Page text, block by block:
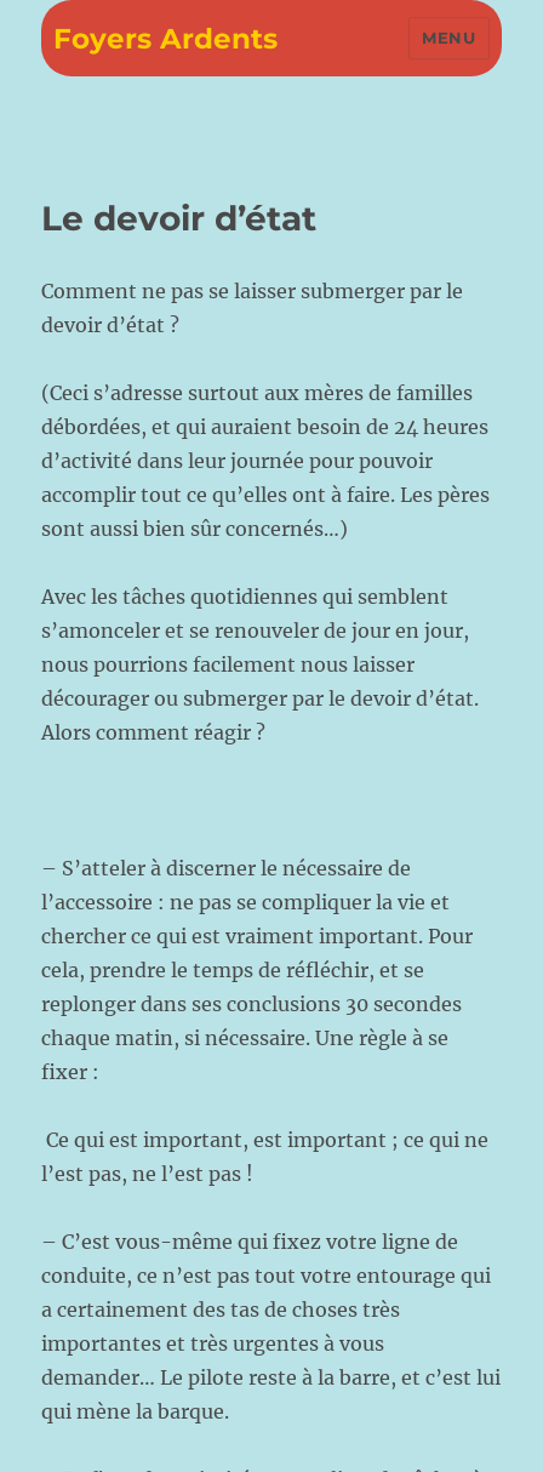
Foyers Ardents MENU
Le devoir d’état
Comment ne pas se laisser submerger par le
devoir d’état ?
(Ceci s’adresse surtout aux mères de familles
débordées, et qui auraient besoin de 24 heures
d’activité dans leur journée pour pouvoir
accomplir tout ce qu’elles ont à faire. Les pères
sont aussi bien sûr concernés…)
Avec les tâches quotidiennes qui semblent
s’amonceler et se renouveler de jour en jour,
nous pourrions facilement nous laisser
décourager ou submerger par le devoir d’état.
Alors comment réagir ?
– S’atteler à discerner le nécessaire de
l’accessoire : ne pas se compliquer la vie et
chercher ce qui est vraiment important. Pour
cela, prendre le temps de réfléchir, et se
replonger dans ses conclusions 30 secondes
chaque matin, si nécessaire. Une règle à se
fixer :
Ce qui est important, est important ; ce qui ne
l’est pas, ne l’est pas !
– C’est vous-même qui fixez votre ligne de
conduite, ce n’est pas tout votre entourage qui
a certainement des tas de choses très
importantes et très urgentes à vous
demander… Le pilote reste à la barre, et c’est lui
qui mène la barque.